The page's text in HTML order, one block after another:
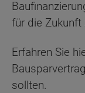
für die Zukunft
Erfahren Sie
sollten.